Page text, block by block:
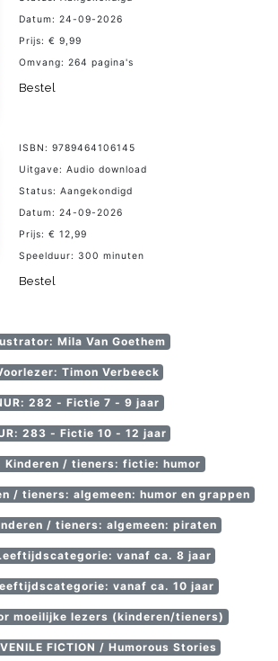
Datum: 24-09-2026
Prijs: € 9,99
Omvang: 264 pagina's
Bestel
ISBN: 9789464106145
Uitgave: Audio download
Status: Aangekondigd
Datum: 24-09-2026
Prijs: € 12,99
Speelduur: 300 minuten
Bestel
Mila Van Goethem
Timon Verbeeck
282 - Fictie 7 - 9 jaar
283 - Fictie 10 - 12 jaar
Kinderen / tieners: fictie: humor
/ tieners: algemeen: humor en grappen
/ tieners: algemeen: piraten
vanaf ca. 8 jaar
vanaf ca. 10 jaar
moeilijke lezers (kinderen/tieners)
FICTION / Humorous Stories